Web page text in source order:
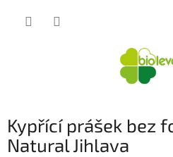
Kypřící prášek bez
Natural Jihlava